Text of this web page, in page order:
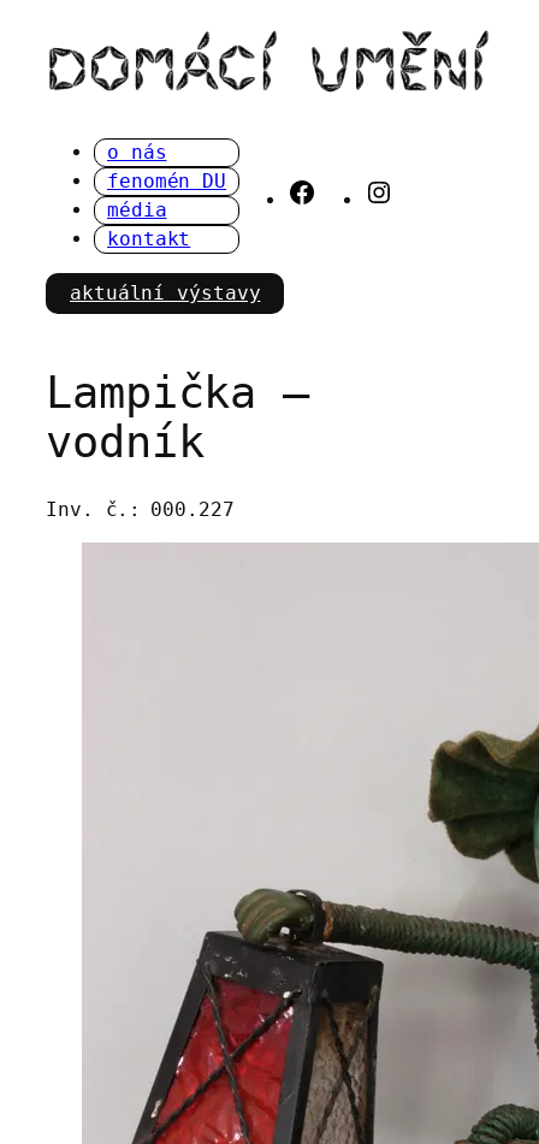
obsah
o nás
fenomén DU
média
kontakt
Facebook
aktuální výstavy
Lampička –
vodník
Inv. č.: 000.227